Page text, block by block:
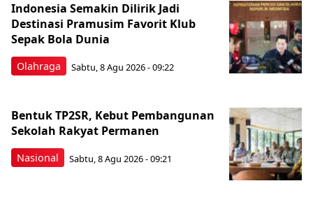
Olahraga
Indonesia Semakin Dilirik Jadi
Destinasi Pramusim Favorit Klub
Sepak Bola Dunia
Sabtu, 8 Agu 2026 - 09:22
Nasional
Bentuk TP2SR, Kebut Pembangunan
Sekolah Rakyat Permanen
Sabtu, 8 Agu 2026 - 09:21